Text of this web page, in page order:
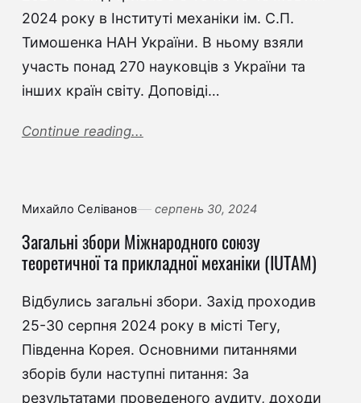
2024 року в Інституті механіки ім. С.П.
Тимошенка НАН України. В ньому взяли
участь понад 270 науковців з України та
інших країн світу. Доповіді…
Continue reading...
Михайло Селіванов серпень 30, 2024
Загальні збори Міжнародного союзу
теоретичної та прикладної механіки (IUTAM)
Відбулись загальні збори. Захід проходив
25-30 серпня 2024 року в місті Тегу,
Південна Корея. Основними питаннями
зборів були наступні питання: За
результатами проведеного аудиту, доходи